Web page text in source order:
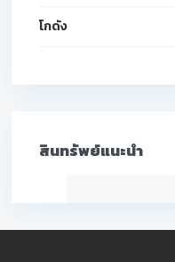
โกดัง
สินทรัพย์แนะนำ